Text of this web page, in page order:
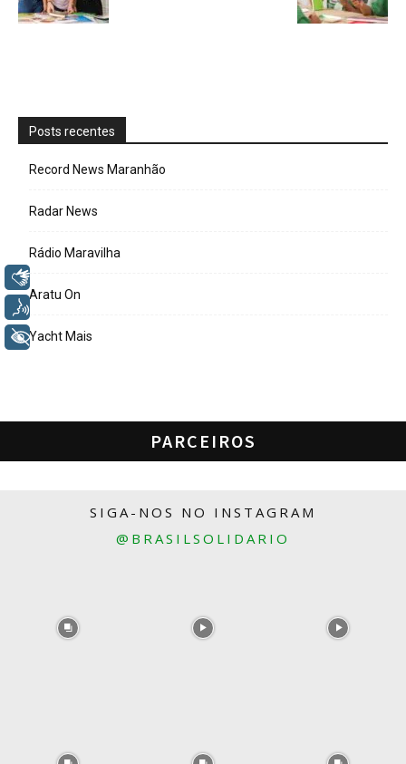
Posts recentes
Record News Maranhão
Radar News
Rádio Maravilha
Aratu On
Yacht Mais
PARCEIROS
SIGA-NOS NO INSTAGRAM
@BRASILSOLIDARIO
+ Acessibilidade